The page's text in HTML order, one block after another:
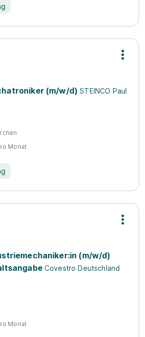
(m/w/d) STEINCO Paul
Monat
(m/w/d)
Covestro Deutschland
Monat